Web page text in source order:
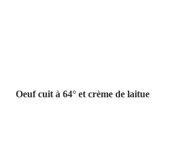
Oeuf cuit à 64° et crème de laitue